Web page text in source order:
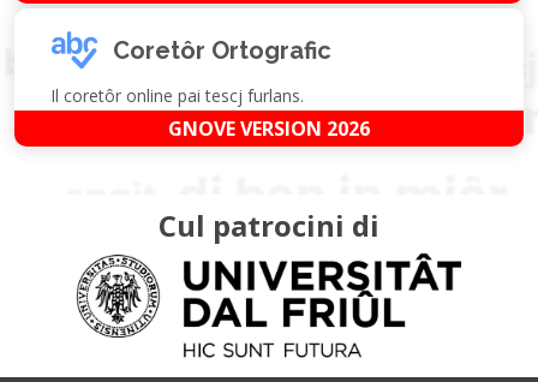
Coretôr Ortografic
Il coretôr online pai tescj furlans.
GNOVE VERSION 2026
Cul patrocini di